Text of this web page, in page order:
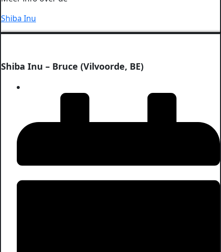
Shiba Inu
Shiba Inu – Bruce (Vilvoorde, BE)